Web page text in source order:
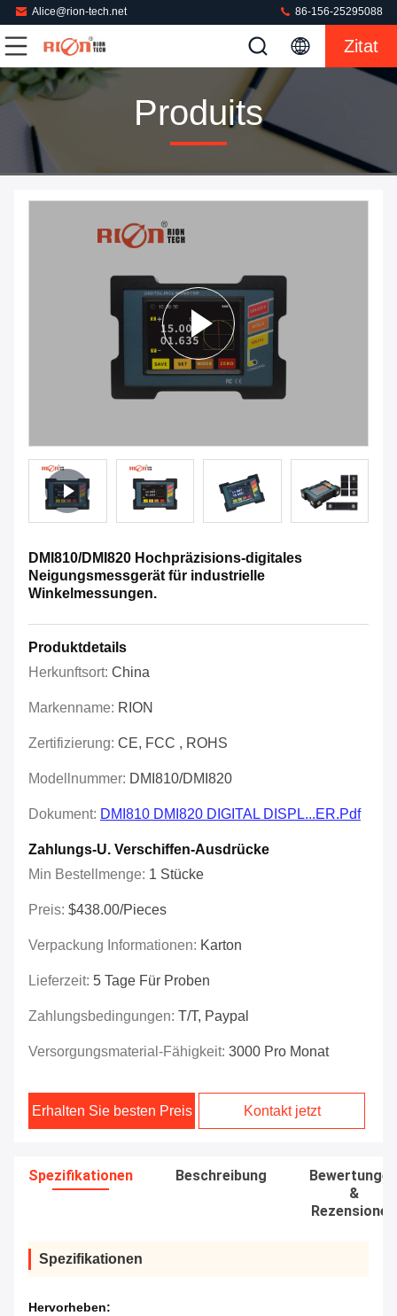
Alice@rion-tech.net 86-156-25295088
Zitat
Produits
DMI810/DMI820 Hochpräzisions-digitales
Neigungsmessgerät für industrielle
Winkelmessungen.
Produktdetails
Herkunftsort: China
Markenname: RION
Zertifizierung: CE, FCC , ROHS
Modellnummer: DMI810/DMI820
Dokument: DMI810 DMI820 DIGITAL DISPL...ER.pdf
Zahlungs-U. Verschiffen-Ausdrücke
Min Bestellmenge: 1 Stücke
Preis: $438.00/Pieces
Verpackung Informationen: Karton
Lieferzeit: 5 Tage Für Proben
Zahlungsbedingungen: T/T, Paypal
Versorgungsmaterial-Fähigkeit: 3000 Pro Monat
Erhalten Sie besten Preis Kontakt jetzt
Spezifikationen Beschreibung
Bewertungen
&
Rezensionen
Spezifikationen
Hervorheben: